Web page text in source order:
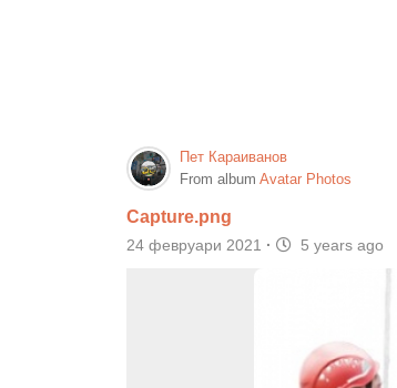
Пет Караиванов
From album Avatar Photos
Capture.png
24 февруари 2021 · 5 years ago